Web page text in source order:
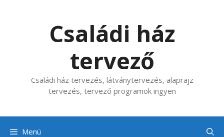
Családi ház
tervező
Családi ház tervezés, látványtervezés, alaprajz
tervezés, tervező programok ingyen
Menü